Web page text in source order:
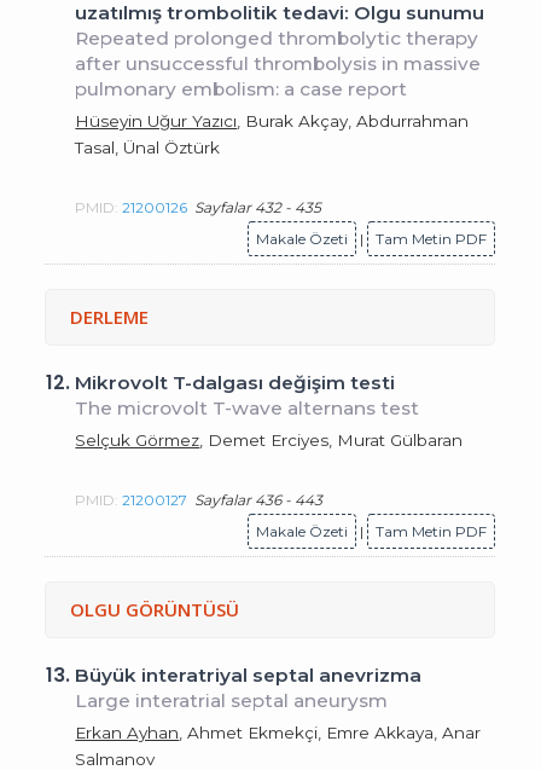
uzatılmış trombolitik tedavi: Olgu sunumu
Repeated prolonged thrombolytic therapy
after unsuccessful thrombolysis in massive
pulmonary embolism: a case report
Hüseyin Uğur Yazıcı , Burak Akçay, Abdurrahman
Tasal, Ünal Öztürk
PMID:21200126 Sayfalar 432 - 435
Makale Özeti
| Tam Metin PDF
DERLEME
12. Mikrovolt T-dalgası değişim testi
The microvolt T-wave alternans test
Selçuk Görmez , Demet Erciyes, Murat Gülbaran
PMID:21200127 Sayfalar 436 - 443
Makale Özeti
| Tam Metin PDF
OLGU GÖRÜNTÜSÜ
13. Büyük interatriyal septal anevrizma
Large interatrial septal aneurysm
Erkan Ayhan , Ahmet Ekmekçi, Emre Akkaya, Anar
Salmanov